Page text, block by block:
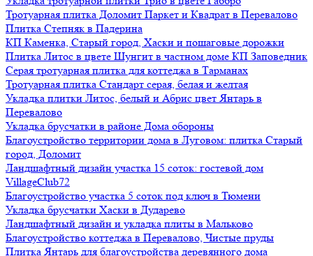
Тротуарная плитка Доломит Паркет и Квадрат в Перевалово
Плитка Степняк в Падерина
КП Каменка, Старый город, Хаски и пошаговые дорожки
Плитка Литос в цвете Шунгит в частном доме КП Заповедник
Серая тротуарная плитка для коттеджа в Тарманах
Тротуарная плитка Стандарт серая, белая и желтая
Укладка плитки Литос, белый и Абрис цвет Янтарь в
Перевалово
Укладка брусчатки в районе Дома обороны
Благоустройство территории дома в Луговом: плитка Старый
город, Доломит
Ландшафтный дизайн участка 15 соток: гостевой дом
VillageClub72
Благоустройство участка 5 соток под ключ в Тюмени
Укладка брусчатки Хаски в Дударево
Ландшафтный дизайн и укладка плиты в Мальково
Благоустройство коттеджа в Перевалово, Чистые пруды
Плитка Янтарь для благоустройства деревянного дома